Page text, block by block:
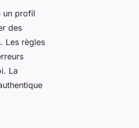
un profil
des
Les règles
La